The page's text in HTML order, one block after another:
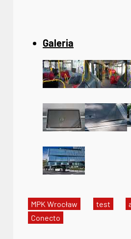
MPK Wrocław test
Conecto
Galeria